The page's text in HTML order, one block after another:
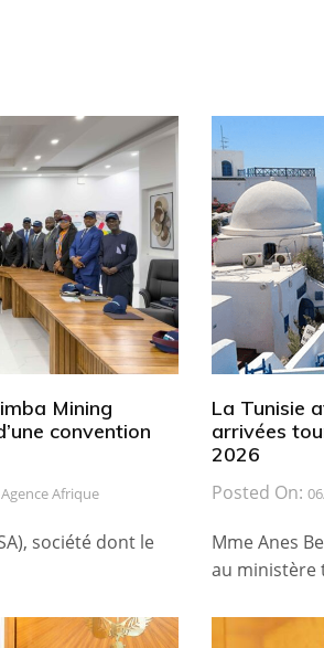
Mining
convention
Agence Afrique
société dont le
La Tunisie
arrivées
2026
Posted On:
Mme Anes
au ministère